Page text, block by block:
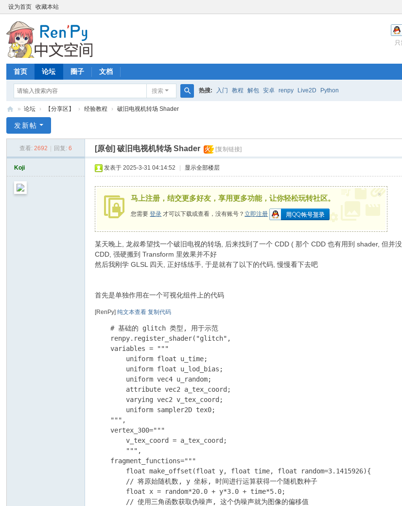
设为首页 收藏本站
只
首页 论坛 圈子 文档
搜索 热搜: 入门 教程 解包 安卓 renpy Live2D Python
en
文
» 论坛 › 【分享区】 › 经验教程 › 破旧电视机转场 Shader
发新帖
查看: 2692 回复: 6 [原创]破旧电视机转场 Shader 火 [复制链接]
Koji 发表于 2025-3-31 04:14:52 显示全部楼层
马上注册，结交更多好友，享用更多功能，让你轻松玩转社区。
您需要登录 才可以下载或查看，没有账号？立即注册
×
某天晚上, 龙叔希望找一个破旧电视的转场, 后来找到了一个 CDD ( 那个 CDD 也有用到 shader, 但并
CDD, 强硬搬到 Transform 里效果并不好
然后我刚学 GLSL 四天, 正好练练手, 于是就有了以下的代码, 慢慢看下去吧
首先是单独作用在一个可视化组件上的代码
[RenPy]纯文本查看 复制代码
    # 基础的 glitch 类型, 用于示范
    renpy.register_shader("glitch",
    variables = """
        uniform float u_time;
        uniform float u_lod_bias;
        uniform vec4 u_random;
        attribute vec2 a_tex_coord;
        varying vec2 v_tex_coord;
        uniform sampler2D tex0;
    """,
    vertex_300="""
        v_tex_coord = a_tex_coord;
        """,
    fragment_functions="""
        float make_offset(float y, float time, float random=3.1415926){
        // 将原始随机数, y 坐标, 时间进行运算获得一个随机数种子
        float x = random*20.0 + y*3.0 + time*5.0;
        // 使用三角函数获取伪噪声, 这个伪噪声就为图像的偏移值